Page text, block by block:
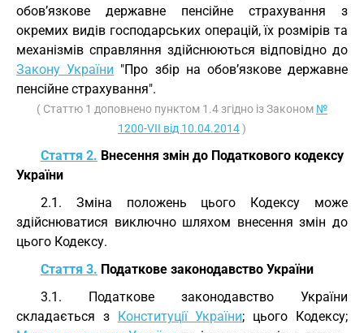
обов’язкове державне пенсійне страхування з
окремих видів господарських операцій, їх розмірів та
механізмів справляння здійснюються відповідно до
Закону України "Про збір на обов’язкове державне
пенсійне страхування".
( Статтю 1 доповнено пунктом 1.4 згідно із Законом №
1200-VII від 10.04.2014)
Стаття 2. Внесення змін до Податкового кодексу
України
2.1. Зміна положень цього Кодексу може
здійснюватися виключно шляхом внесення змін до
цього Кодексу.
Стаття 3. Податкове законодавство України
3.1. Податкове законодавство України
складається з Конституції України; цього Кодексу;